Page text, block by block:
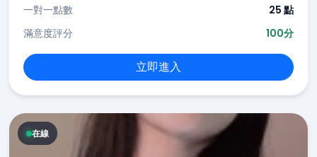
一對一點數
25 點
滿意度評分
100分
立即進入
在線